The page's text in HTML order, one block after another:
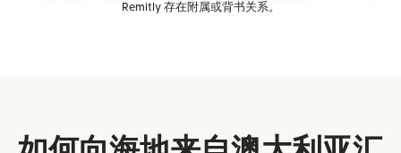
Remitly 存在附属或背书关系。